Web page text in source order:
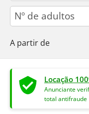
adults
A partir de
Locação
Anunciante
total antifraude